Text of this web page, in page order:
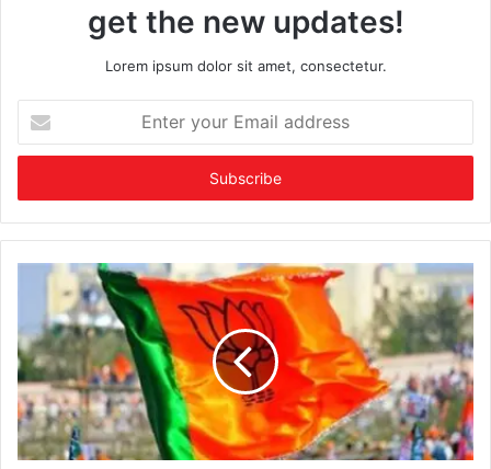
get the new updates!
Lorem ipsum dolor sit amet, consectetur.
your
Email